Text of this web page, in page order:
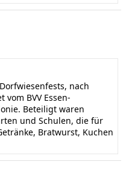
nach
BVV Essen-
Beteiligt waren
und Schulen, die für
Bratwurst, Kuchen